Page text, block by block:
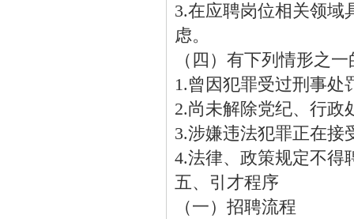
3.在应聘岗位相关领域
虑。
（四）有下列情形之
1.曾因犯罪受过刑事处
2.尚未解除党纪、行政
3.涉嫌违法犯罪正在接
4.法律、政策规定不得
五、引才程序
（一）招聘流程